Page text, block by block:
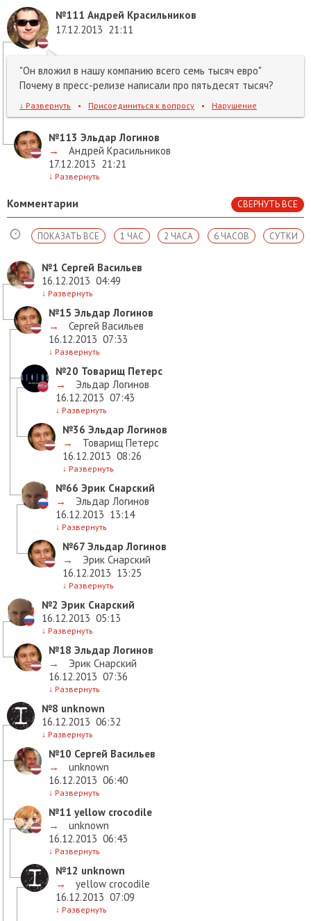
№111 Андрей Красильников
17.12.2013 21:11
"Он вложил в нашу компанию всего семь тысяч евро"
Почему в пресс-релизе написали про пятьдесят тысяч?
↓ Развернуть • Присоединиться к вопросу • Нарушение
№113 Эльдар Логинов
→
Андрей Красильников
17.12.2013 21:21
↓ Развернуть
Комментарии СВЕРНУТЬ ВСЕ
СУТКИ
6 ЧАСОВ
2 ЧАСА
1 ЧАС
ПОКАЗАТЬ ВСЕ
№1 Сергей Васильев
16.12.2013 04:49
↓ Развернуть
№15 Эльдар Логинов
→
Сергей Васильев
16.12.2013 07:33
↓ Развернуть
№20 Товарищ Петерс
→
Эльдар Логинов
16.12.2013 07:43
↓ Развернуть
№36 Эльдар Логинов
→
Товарищ Петерс
16.12.2013 08:26
↓ Развернуть
№66 Эрик Снарский
→
Эльдар Логинов
16.12.2013 13:14
↓ Развернуть
№67 Эльдар Логинов
→
Эрик Снарский
16.12.2013 13:25
↓ Развернуть
№2 Эрик Снарский
16.12.2013 05:13
↓ Развернуть
№18 Эльдар Логинов
→
Эрик Снарский
16.12.2013 07:36
↓ Развернуть
№8 unknown
16.12.2013 06:32
↓ Развернуть
№10 Сергей Васильев
→
unknown
16.12.2013 06:40
↓ Развернуть
№11 yellow crocodile
→
unknown
16.12.2013 06:43
↓ Развернуть
№12 unknown
→
yellow crocodile
16.12.2013 07:09
↓ Развернуть